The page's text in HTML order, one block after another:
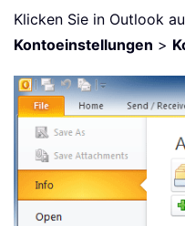
Klicken Sie in Outlook
Kontoeinstellungen >